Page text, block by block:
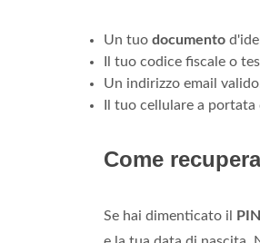
Risulta essere possibile
inviare dei documenti.
1069 Milano.
Che
Cosa ti serveperaprirlo?